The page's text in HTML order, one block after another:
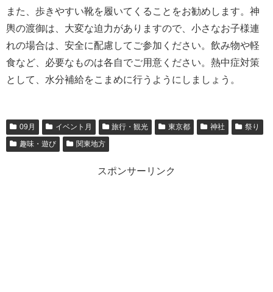
また、歩きやすい靴を履いてくることをお勧めします。神
輿の渡御は、大変な迫力がありますので、小さなお子様連
れの場合は、安全に配慮してご参加ください。飲み物や軽
食など、必要なものは各自でご用意ください。熱中症対策
として、水分補給をこまめに行うようにしましょう。
09月 イベント月 旅行・観光 東京都 神社
祭り
趣味・遊び
関東地方
スポンサーリンク